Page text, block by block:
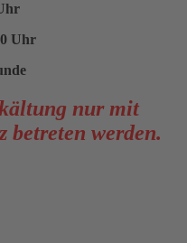
Uhr
nur mit
betreten werden.